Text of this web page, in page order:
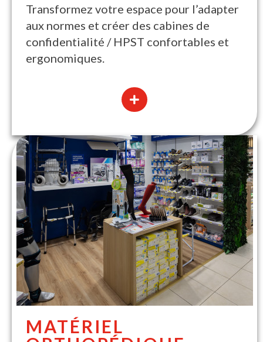
Transformez votre espace pour l’adapter
aux normes et créer des cabines de
confidentialité / HPST confortables et
ergonomiques.
MATÉRIEL